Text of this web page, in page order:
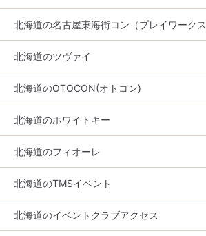
北海道の名古屋東海街コン（プレイワークス
北海道のツヴァイ
北海道のOTOCON(オトコン)
北海道のホワイトキー
北海道のフィオーレ
北海道のTMSイベント
北海道のイベントクラブアクセス